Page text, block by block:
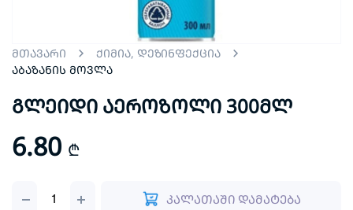
მთავარი
ქიმია, დეზინფექცია
აბაზანის მოვლა
გლეიდი აეროზოლი 300მლ
6.80 ₾
აეროზოლი
კალათაში დამატება